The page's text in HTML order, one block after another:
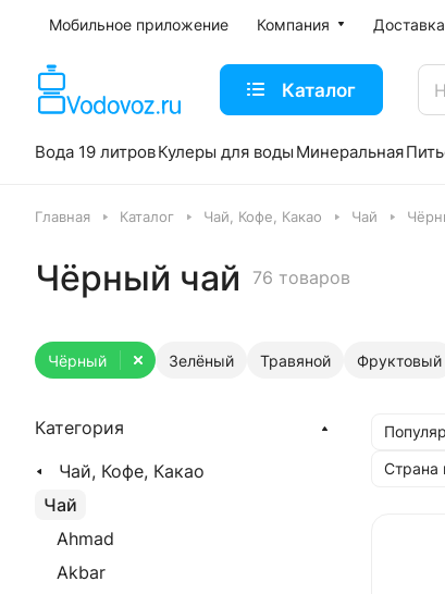
Мобильное приложение Компания Доставка
Каталог
Вода 19 литровКулеры для воды Минеральная
Главная Каталог Чай, Кофе, Какао Чай
Чёрный чай 76 товаров
Зелёный Травяной Фруктовый
Чёрный
Страна
Категория
Чай, Кофе, Какао
Чай
Ahmad
Akbar